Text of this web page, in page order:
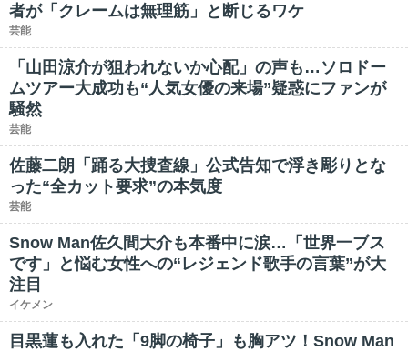
者が「クレームは無理筋」と断じるワケ
芸能
「山田涼介が狙われないか心配」の声も…ソロドー
ムツアー大成功も“人気女優の来場”疑惑にファンが
騒然
芸能
佐藤二朗「踊る大捜査線」公式告知で浮き彫りとな
った“全カット要求”の本気度
芸能
Snow Man佐久間大介も本番中に涙…「世界一ブス
です」と悩む女性への“レジェンド歌手の言葉”が大
注目
イケメン
目黒蓮も入れた「9脚の椅子」も胸アツ！Snow Man